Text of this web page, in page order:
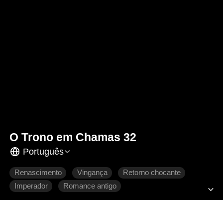
O Trono em Chamas 32
Português
Renascimento Vingança
Retorno chocante
Imperador
Romance antigo